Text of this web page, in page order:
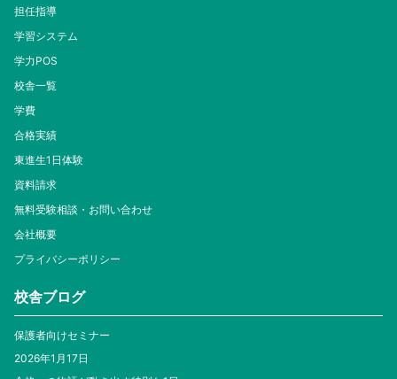
担任指導
学習システム
学力POS
校舎一覧
学費
合格実績
東進生1日体験
資料請求
無料受験相談・お問い合わせ
会社概要
プライバシーポリシー
校舎ブログ
保護者向けセミナー
2026年1月17日